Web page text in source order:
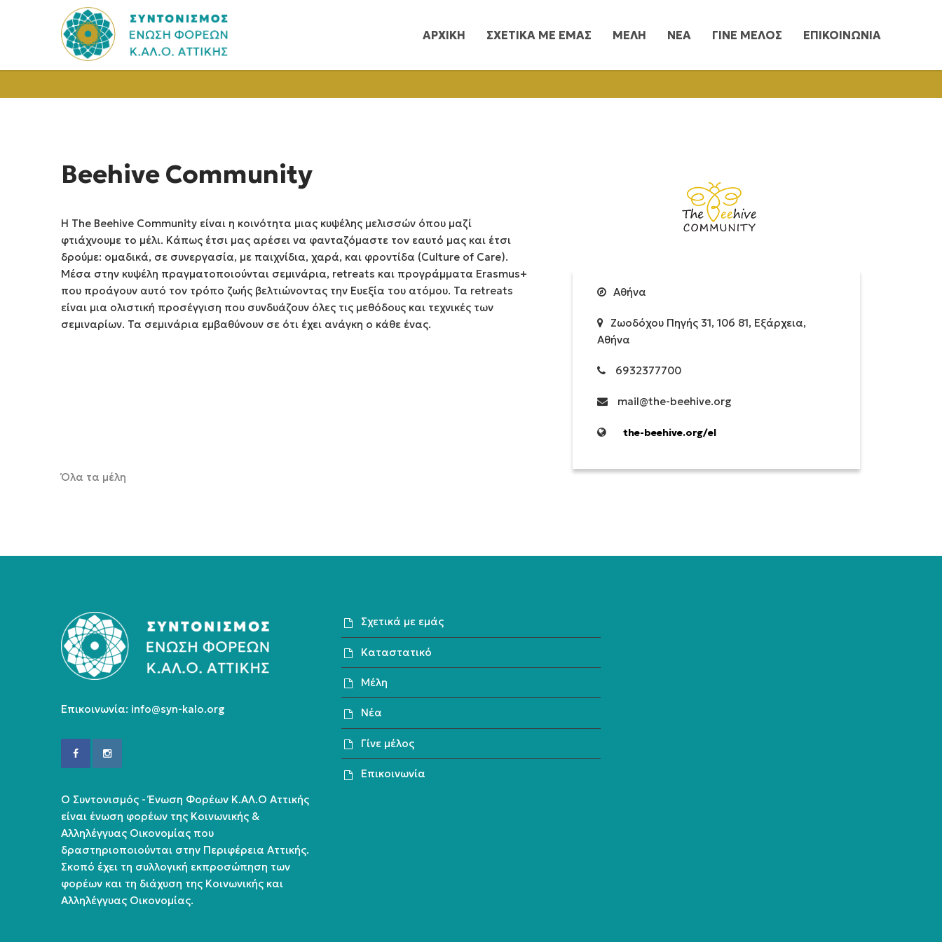
ΑΡΧΙΚΗ ΣΧΕΤΙΚΑ ΜΕ ΕΜΑΣ ΜΕΛΗ ΝΕΑ ΓΙΝΕ ΜΕΛΟΣ ΕΠΙΚΟΙΝΩΝΙΑ
Beehive Community
Η The Beehive Community είναι η κοινότητα μιας κυψέλης μελισσών όπου μαζί
φτιάχνουμε το μέλι. Κάπως έτσι μας αρέσει να φανταζόμαστε τον εαυτό μας και έτσι
δρούμε: ομαδικά, σε συνεργασία, με παιχνίδια, χαρά, και φροντίδα (Culture of Care).
Μέσα στην κυψέλη πραγματοποιούνται σεμινάρια, retreats και προγράμματα Erasmus+
που προάγουν αυτό τον τρόπο ζωής βελτιώνοντας την Ευεξία του ατόμου. Τα retreats
είναι μια ολιστική προσέγγιση που συνδυάζουν όλες τις μεθόδους και τεχνικές των
σεμιναρίων. Τα σεμινάρια εμβαθύνουν σε ότι έχει ανάγκη ο κάθε ένας.
Αθήνα
Ζωοδόχου Πηγής 31, 106 81, Εξάρχεια,
Αθήνα
6932377700
mail@the-beehive.org
the-beehive.org/el
Όλα τα μέλη
Επικοινωνία: info@syn-kalo.org
Ο Συντονισμός - Ένωση Φορέων Κ.ΑΛ.Ο Αττικής
είναι ένωση φορέων της Κοινωνικής &
Αλληλέγγυας Οικονομίας που
δραστηριοποιούνται στην Περιφέρεια Αττικής.
Σκοπό έχει τη συλλογική εκπροσώπηση των
φορέων και τη διάχυση της Κοινωνικής και
Αλληλέγγυας Οικονομίας.
Σχετικά με εμάς
Καταστατικό
Μέλη
Νέα
Γίνε μέλος
Επικοινωνία